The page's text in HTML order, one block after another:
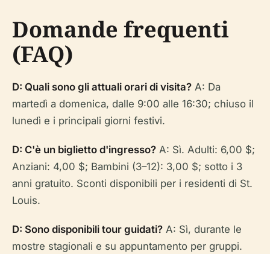
Domande frequenti
(FAQ)
D: Quali sono gli attuali orari di visita? A: Da
martedì a domenica, dalle 9:00 alle 16:30; chiuso il
lunedì e i principali giorni festivi.
D: C'è un biglietto d'ingresso? A: Sì. Adulti: 6,00 $;
Anziani: 4,00 $; Bambini (3–12): 3,00 $; sotto i 3
anni gratuito. Sconti disponibili per i residenti di St.
Louis.
D: Sono disponibili tour guidati? A: Sì, durante le
mostre stagionali e su appuntamento per gruppi.